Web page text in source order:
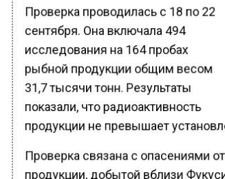
Проверка проводилась с 18 по 22
сентября. Она включала 494
исследования на 164 пробах
рыбной продукции общим весом
31,7 тысячи тонн. Результаты
показали, что радиоактивность
продукции не превышает
Проверка связана с опасениями
продукции, добытой вблизи